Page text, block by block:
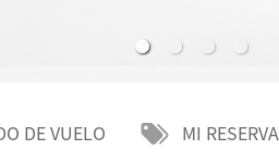
DE VUELO MI RESERVA